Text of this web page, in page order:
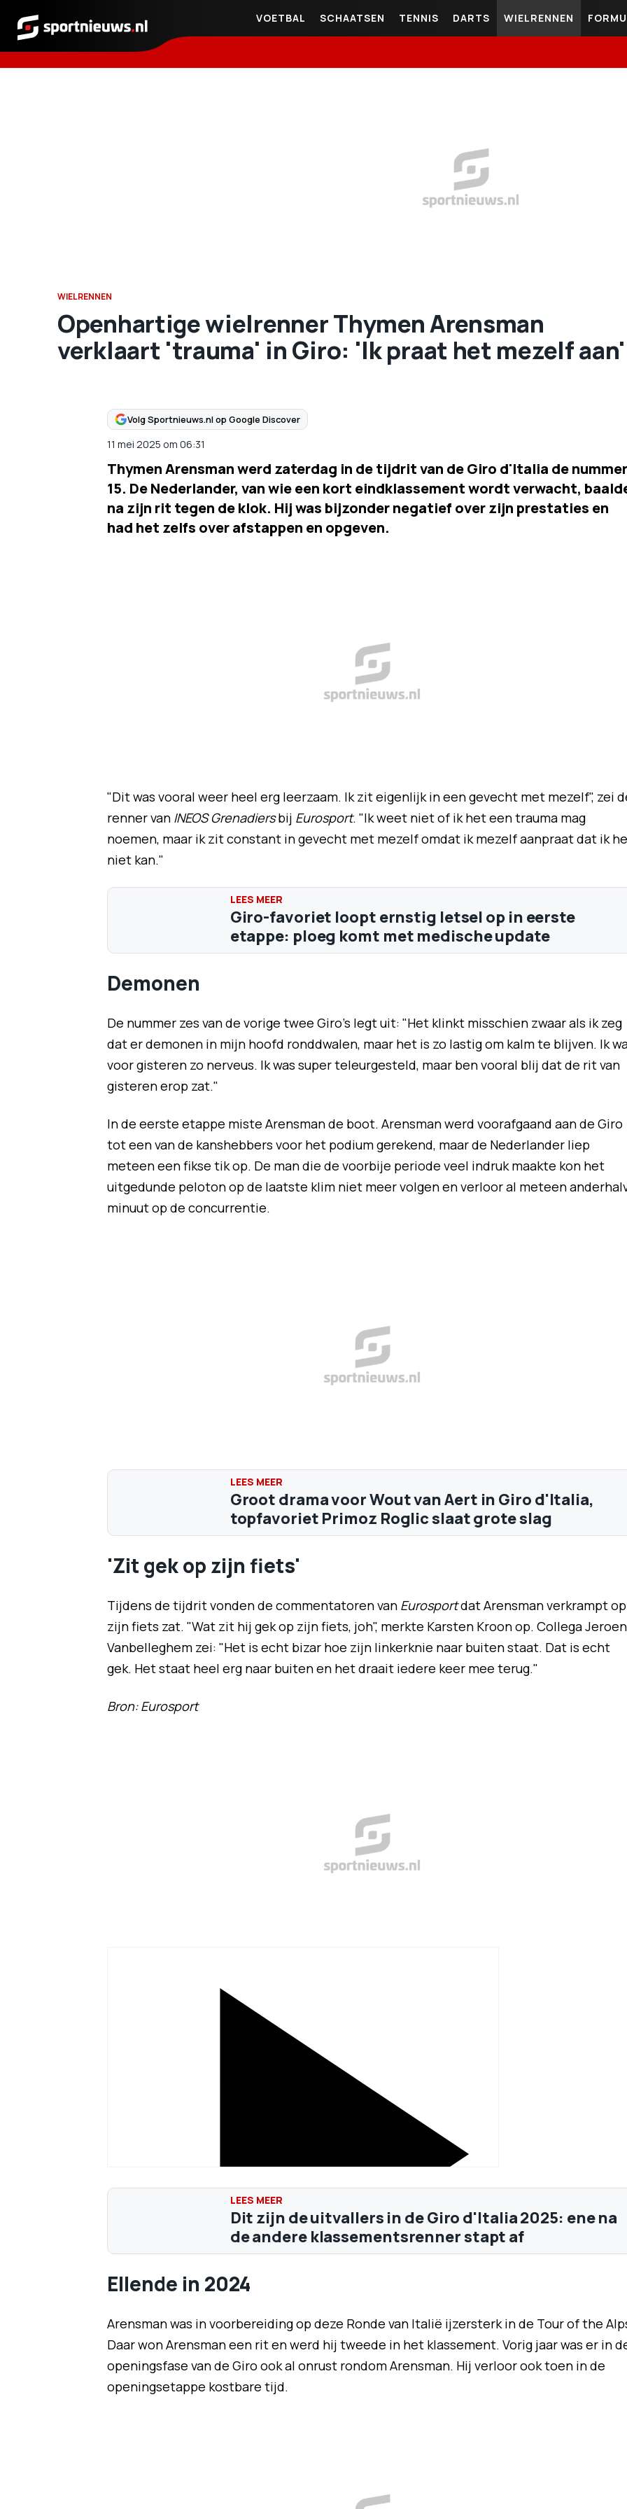
Sportnieuws.nl
VOETBAL SCHAATSEN TENNIS DARTS WIELRENNEN
WIELRENNEN
Openhartige wielrenner Thymen Arensman
verklaart 'trauma' in Giro: 'Ik praat het mezelf aan'
Volg Sportnieuws.nl op Google Discover
11 mei 2025 om 06:31
Thymen Arensman werd zaterdag in de tijdrit van de Giro d'Italia de nummer
15. De Nederlander, van wie een kort eindklassement wordt verwacht,
na zijn rit tegen de klok. Hij was bijzonder negatief over zijn prestaties en
had het zelfs over afstappen en opgeven.
"Dit was vooral weer heel erg leerzaam. Ik zit eigenlijk in een gevecht met mezelf", zei
renner vanINEOS Grenadiersbij Eurosport. "Ik weet niet of ik het een trauma mag
noemen, maar ik zit constant in gevecht met mezelf omdat ik mezelf aanpraat dat ik
niet kan."
Giro-favoriet loopt ernstig letsel op in eerste
etappe: ploeg komt met medische update
Demonen
De nummer zes van de vorige twee Giro's legt uit: "Het klinkt misschien zwaar als ik zeg
dat er demonen in mijn hoofd ronddwalen, maar het is zo lastig om kalm te blijven. Ik
voor gisteren zo nerveus. Ik was super teleurgesteld, maar ben vooral blij dat de rit van
gisteren erop zat."
In de eerste etappe miste Arensman de boot. Arensman werd voorafgaand aan de Giro
tot een van de kanshebbers voor het podium gerekend, maar de Nederlander liep
meteen een fikse tik op. De man die de voorbije periode veel indruk maakte kon het
uitgedunde peloton op de laatste klim niet meer volgen en verloor al meteen
minuut op de concurrentie.
Groot drama voor Wout van Aert in Giro d'Italia,
topfavoriet Primoz Roglic slaat grote slag
'Zit gek op zijn fiets'
Tijdens de tijdrit vonden de commentatoren van Eurosportdat Arensman verkrampt op
zijn fiets zat. "Wat zit hij gek op zijn fiets, joh", merkte Karsten Kroon op. Collega Jeroen
Vanbelleghem zei: "Het is echt bizar hoe zijn linkerknie naar buiten staat. Dat is echt
gek. Het staat heel erg naar buiten en het draait iedere keer mee terug."
Bron: Eurosport
Dit zijn de uitvallers in de Giro d'Italia 2025: ene na
de andere klassementsrenner stapt af
Ellende in 2024
Arensman was in voorbereiding op deze Ronde van Italië ijzersterk in de Tour of the
Daar won Arensman een rit en werd hij tweede in het klassement. Vorig jaar was er in
openingsfase van de Giro ook al onrust rondom Arensman. Hij verloor ook toen in de
openingsetappe kostbare tijd.